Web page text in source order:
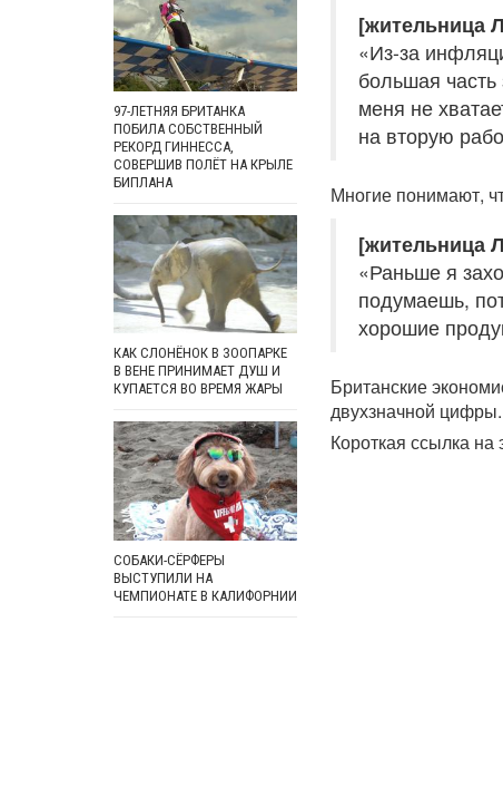
[жительница
«Из-за
большая
меня не
на вторую
Многие понимают,
[жительница
«Раньше я
подумаешь,
хорошие
Британские
двухзначной цифры.
Короткая ссылка на
97-ЛЕТНЯЯ БРИТАНКА
ПОБИЛА СОБСТВЕННЫЙ
РЕКОРД ГИННЕССА,
СОВЕРШИВ ПОЛЁТ НА КРЫЛЕ
БИПЛАНА
КАК СЛОНЁНОК В ЗООПАРКЕ
В ВЕНЕ ПРИНИМАЕТ ДУШ И
КУПАЕТСЯ ВО ВРЕМЯ ЖАРЫ
СОБАКИ-СЁРФЕРЫ
ВЫСТУПИЛИ НА
ЧЕМПИОНАТЕ В КАЛИФОРНИИ